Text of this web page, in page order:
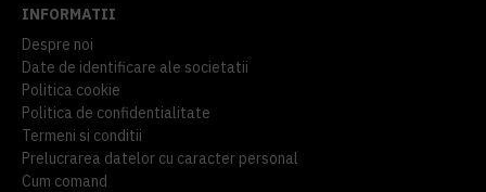
INFORMATII
Despre noi
Date de identificare ale societatii
Politica cookie
Politica de confidentialitate
Termeni si conditii
Prelucrarea datelor cu caracter personal
Cum comand